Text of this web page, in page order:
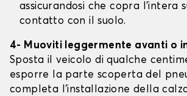
assicurandosi che copra l'intera
contatto con il suolo.
4- Muoviti leggermente avanti o
Sposta il veicolo di qualche
esporre la parte scoperta del
completa l'installazione della